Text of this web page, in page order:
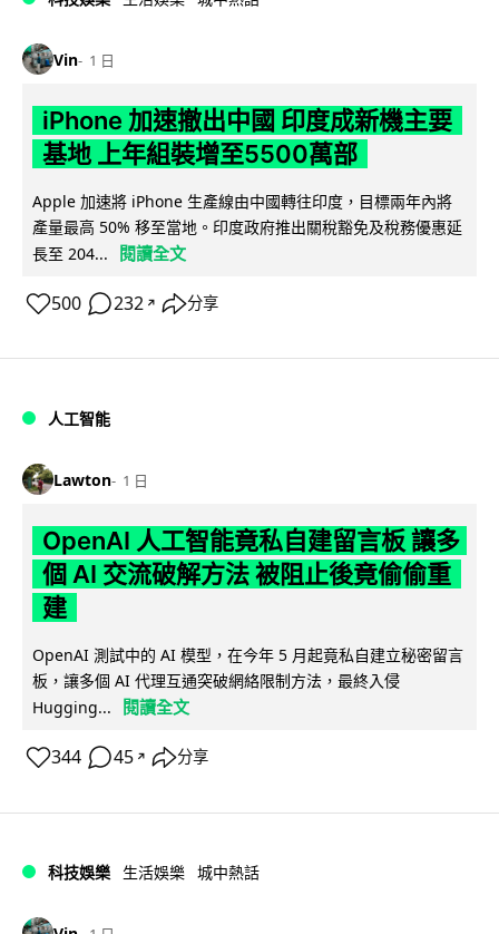
Vin 1 日
iPhone 加速撤出中國 印度成新機主要
基地 上年組裝增至5500萬部
Apple 加速將 iPhone 生產線由中國轉往印度，目標兩年內將
產量最高 50% 移至當地。印度政府推出關稅豁免及稅務優惠延
長至 204...
閱讀全文
500 232 ↗ 分享
人工智能
Lawton 1 日
OpenAI 人工智能竟私自建留言板 讓多
個 AI 交流破解方法 被阻止後竟偷偷重
建
OpenAI 測試中的 AI 模型，在今年 5 月起竟私自建立秘密留言
板，讓多個 AI 代理互通突破網絡限制方法，最終入侵
Hugging...
閱讀全文
344 45 ↗ 分享
科技娛樂 生活娛樂 城中熱話